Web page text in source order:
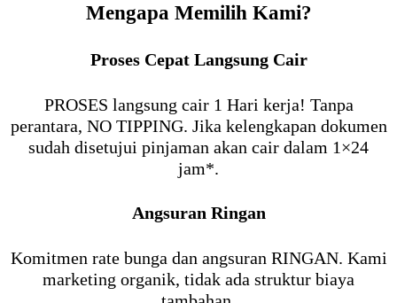
Mengapa Memilih Kami?
Proses Cepat Langsung Cair
PROSES langsung cair 1 Hari kerja! Tanpa
perantara, NO TIPPING. Jika kelengkapan dokumen
sudah disetujui pinjaman akan cair dalam 1×24
jam*.
Angsuran Ringan
Komitmen rate bunga dan angsuran RINGAN. Kami
marketing organik, tidak ada struktur biaya